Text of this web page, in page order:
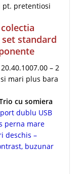
pt. pretentiosi
standard
– 2
mari plus bara
cu somiera
port dublu USB
perna mare
deschis –
buzunar